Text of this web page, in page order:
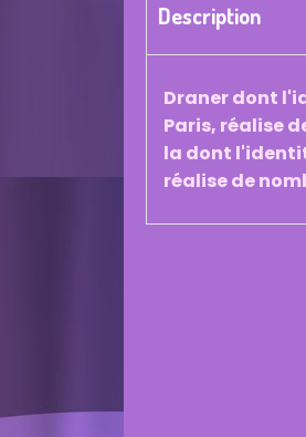
Description
Draner dont
Paris, réalise
la dont
réalise de